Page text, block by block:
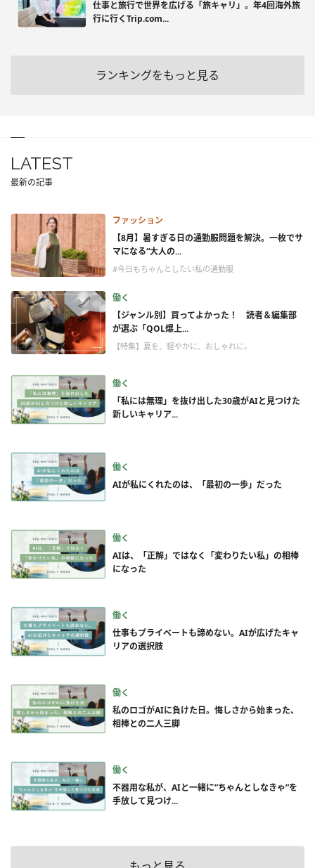
仕事と旅行で世界を広げる「旅キャリ」。年4回海外旅
行に行くTrip.com...
ランキングをもっと見る
LATEST
最新の記事
ファッション
【8月】暑すぎる日の通勤服問題を解決。一枚でサ
マになる“大人の...
#今日もちゃんとしたい私の通勤服
働く
【ジャンル別】買ってよかった！ 読者＆編集部
が選ぶ「QOL爆上...
【特集】夏を、軽やかに、おしゃれに。
働く
「私には無理」を抜け出した30歳がAIと見つけた
新しいキャリア...
働く
AIが私にくれたのは、「最初の一歩」だった
働く
AIは、「正解」ではなく「変わりたい私」の相棒
になった
働く
仕事もプライベートも諦めない。AIが広げたキャ
リアの選択肢
働く
私のロゴがAIに負けた日。悔しさから始まった、
相棒との二人三脚
働く
不器用な私が、AIと一緒に”ちゃんとしなきゃ”を
手放して見つけ...